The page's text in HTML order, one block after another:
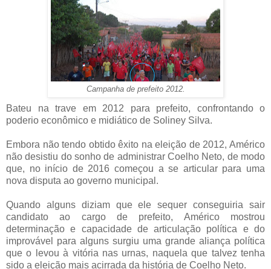
Campanha de prefeito 2012.
Bateu na trave em 2012 para prefeito, confrontando o
poderio econômico e midiático de Soliney Silva.
Embora não tendo obtido êxito na eleição de 2012, Américo
não desistiu do sonho de administrar Coelho Neto, de modo
que, no início de 2016 começou a se articular para uma
nova disputa ao governo municipal.
Quando alguns diziam que ele sequer conseguiria sair
candidato ao cargo de prefeito, Américo mostrou
determinação e capacidade de articulação política e do
improvável para alguns surgiu uma grande aliança política
que o levou à vitória nas urnas, naquela que talvez tenha
sido a eleição mais acirrada da história de Coelho Neto.